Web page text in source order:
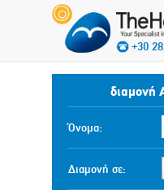
+30
διαμονή
Όνομα:
Διαμονή σε: